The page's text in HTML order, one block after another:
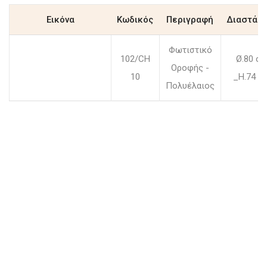
Εικόνα Κωδικός Περιγραφή
102/CH
10
Φωτιστικό
Οροφής -
Πολυέλαιος
Ø.80
_H.74